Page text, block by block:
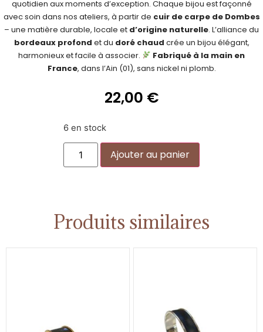
quotidien aux moments d’exception. Chaque bijou est façonné
avec soin dans nos ateliers, à partir de cuir de carpe de Dombes
– une matière durable, locale et d’origine naturelle. L’alliance du
bordeaux profond et du doré chaud crée un bijou élégant,
harmonieux et facile à associer.
Fabriqué à la main en
France, dans l’Ain (01), sans nickel ni plomb.
22,00 €
6 en stock
Ajouter au panier
Produits similaires